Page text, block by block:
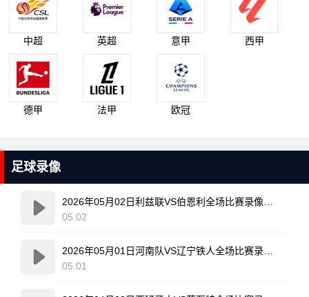
中超 英超 意甲 西甲
德甲 法甲 欧冠
足球录像
05.02
05.01